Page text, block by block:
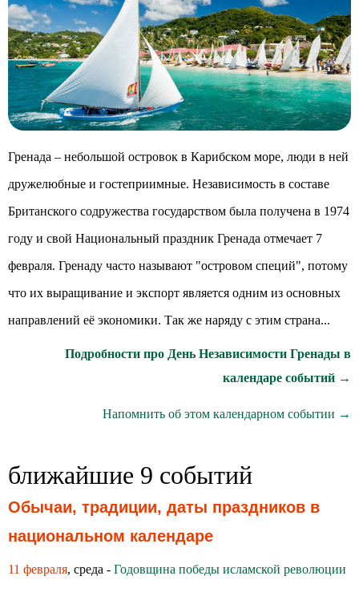
Гренада – небольшой островок в Карибском море, люди в ней
дружелюбные и гостеприимные. Независимость в составе
Британского содружества государством была получена в 1974
году и свой Национальный праздник Гренада отмечает 7
февраля. Гренаду часто называют "островом специй", потому
что их выращивание и экспорт является одним из основных
направлений её экономики. Так же наряду с этим страна...
Подробности про День Независимости Гренады в
календаре событий →
Напомнить об этом календарном событии →
ближайшие 9 событий
Обычаи, традиции, даты праздников в
национальном календаре
11 февраля, среда - Годовщина победы исламской революции